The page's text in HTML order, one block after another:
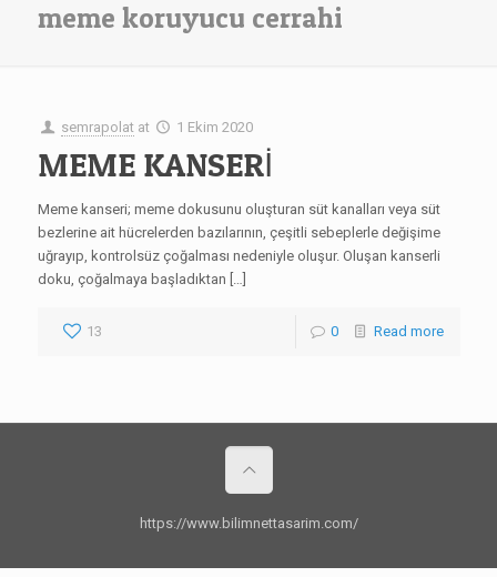
meme koruyucu cerrahi
semrapolat at 1 Ekim 2020
MEME KANSERİ
Meme kanseri; meme dokusunu oluşturan süt kanalları veya süt
bezlerine ait hücrelerden bazılarının, çeşitli sebeplerle değişime
uğrayıp, kontrolsüz çoğalması nedeniyle oluşur. Oluşan kanserli
doku, çoğalmaya başladıktan […]
13 0 Read more
https://www.bilimnettasarim.com/